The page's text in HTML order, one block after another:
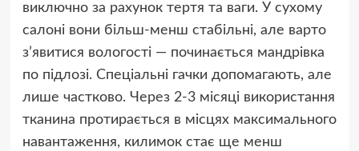
виключно за рахунок тертя та ваги. У сухому
салоні вони більш-менш стабільні, але варто
з’явитися вологості — починається мандрівка
по підлозі. Спеціальні гачки допомагають, але
лише частково. Через 2-3 місяці використання
тканина протирається в місцях максимального
навантаження, килимок стає ще менш